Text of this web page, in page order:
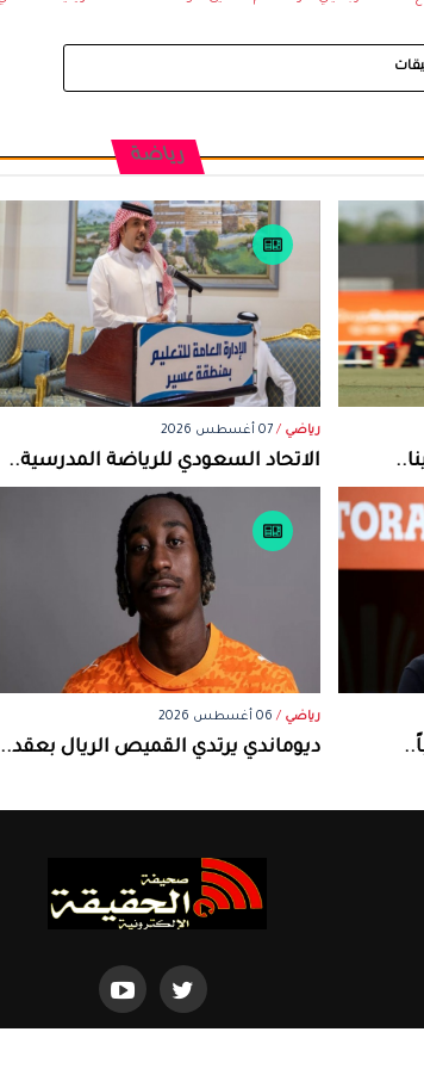
رياضة
رياضي /07 أغسطس 2026
الاتحاد السعودي للرياضة المدرسية..
رياضي / 06 أغسطس 2026
ديوماندي يرتدي القميص الريال بعقد..